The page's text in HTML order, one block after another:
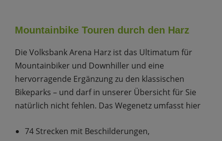
Mountainbike Touren durch den Harz
Die Volksbank Arena Harz ist das Ultimatum für
Mountainbiker und Downhiller und eine
hervorragende Ergänzung zu den klassischen
Bikeparks – und darf in unserer Übersicht für Sie
natürlich nicht fehlen. Das Wegenetz umfasst hier
74 Strecken mit Beschilderungen,